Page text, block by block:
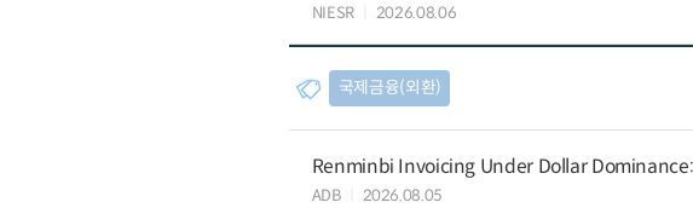
NIESR 2026.08.06
국제금융(외환)
Renminbi Invoicing Under Dollar
ADB 2026.08.05